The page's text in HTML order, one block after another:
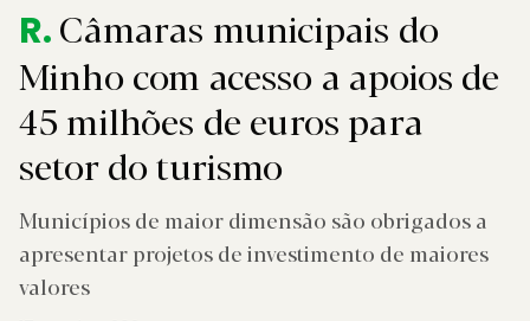
R.Câmaras municipais do
Minho com acesso a apoios de
45 milhões de euros para
setor do turismo
Municípios de maior dimensão são obrigados a
apresentar projetos de investimento de maiores
valores